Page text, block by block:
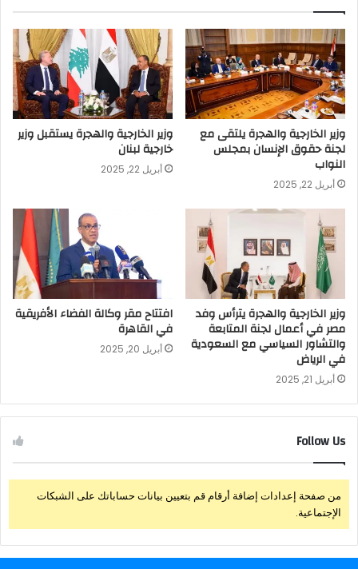
وزير الخارجية والهجرة يلتقى مع
لجنة حقوق الإنسان بمجلس
النواب
أبريل 22, 2025
وزير الخارجية والهجرة يستقبل وزير
خارجية لبنان
أبريل 22, 2025
وزير الخارجية والهجرة يترأس وفد
مصر في أعمال لجنة المتابعة
والتشاور السياسي مع السعودية
في الرياض
أبريل 21, 2025
افتتاح مقر وكالة الفضاء الأفريقية
في القاهرة
أبريل 20, 2025
Follow Us
من صفحة إعدادات إضافة أرقام قم بتعيين بيانات حساباتك على الشبكات
الإجتماعية.